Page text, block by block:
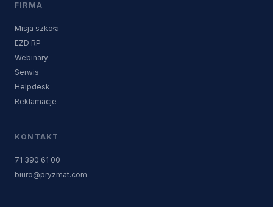
FIRMA
Misja szkoła
EZD RP
Webinary
Serwis
Helpdesk
Reklamacje
KONTAKT
71 390 61 00
biuro@pryzmat.com